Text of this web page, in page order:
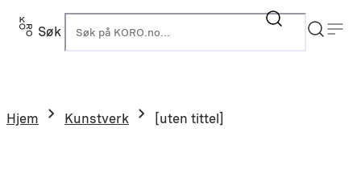
Hopp
Søk
Hjem Kunstverk [uten tittel]